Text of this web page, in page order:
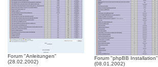
Forum "Anleitungen"
(28.02.2002)
Forum "phpBB Installation"
(08.01.2002)